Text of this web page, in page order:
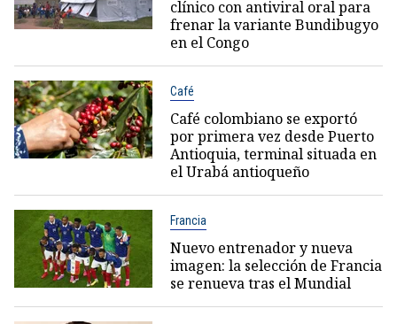
clínico con antiviral oral para
frenar la variante Bundibugyo
en el Congo
Café
Café colombiano se exportó
por primera vez desde Puerto
Antioquia, terminal situada en
el Urabá antioqueño
Francia
Nuevo entrenador y nueva
imagen: la selección de Francia
se renueva tras el Mundial